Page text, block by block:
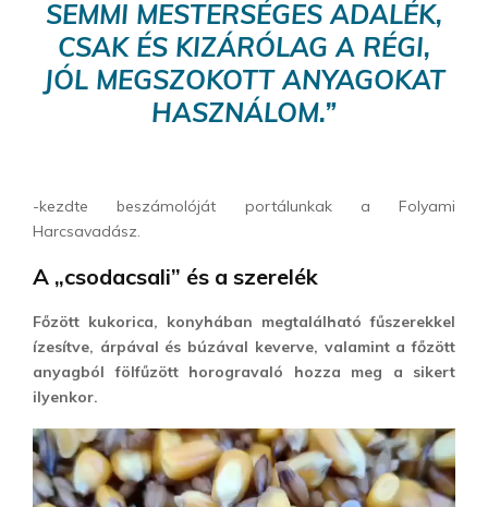
SEMMI MESTERSÉGES ADALÉK,
CSAK ÉS KIZÁRÓLAG A RÉGI,
JÓL MEGSZOKOTT ANYAGOKAT
HASZNÁLOM.”
-kezdte beszámolóját portálunkak a Folyami
Harcsavadász.
A „csodacsali” és a szerelék
Főzött kukorica, konyhában megtalálható fűszerekkel
ízesítve, árpával és búzával keverve, valamint a főzött
anyagból fölfűzött horogravaló hozza meg a sikert
ilyenkor.
V
i
d